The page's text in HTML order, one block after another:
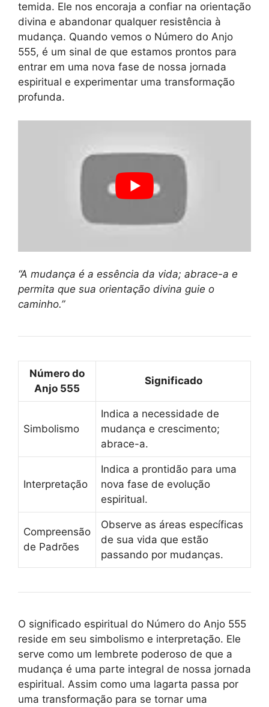
temida. Ele nos encoraja a confiar na orientação
divina e abandonar qualquer resistência à
mudança. Quando vemos o Número do Anjo
555, é um sinal de que estamos prontos para
entrar em uma nova fase de nossa jornada
espiritual e experimentar uma transformação
profunda.
“A mudança é a essência da vida; abrace-a e
permita que sua orientação divina guie o
caminho.”
Número do
Anjo 555
Significado
Simbolismo
Indica a necessidade de
mudança e crescimento;
abrace-a.
Interpretação
Indica a prontidão para uma
nova fase de evolução
espiritual.
Compreensão
de Padrões
Observe as áreas específicas
de sua vida que estão
passando por mudanças.
O significado espiritual do Número do Anjo 555
reside em seu simbolismo e interpretação. Ele
serve como um lembrete poderoso de que a
mudança é uma parte integral de nossa jornada
espiritual. Assim como uma lagarta passa por
uma transformação para se tornar uma